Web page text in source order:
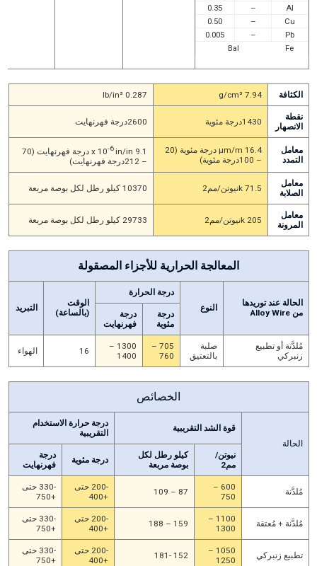
Al
–
0.35
Cu
–
0.50
Pb
–
0.005
Fe
Bal
الكثافة 7.94 g/cm³
0.287 lb/in³
نقطة
الانصهار
1430درجة مئوية 2600درجة فهرنهايت
معامل
التمدد
16.4 μm/m درجة مئوية (20
– 100درجة مئوية)
9.1 x 10
-6
in/in درجة فهرنهايت (70
– 212درجة فهرنهايت)
معامل
الصلابة
71.5 kنيوتن/مم2 10370 كيلو رطل لكل بوصة مربعة
معامل
المرونة
205 kنيوتن/مم2 29733 كيلو رطل لكل بوصة مربعة
المعالجة الحرارية للأجزاء المصقولة
الحالة عند توريدها
من Alloy Wire
النوع
درجة الحرارة
الوقت
(بالساعة)
التبريد
درجة
مئوية
درجة
فهرنهايت
مُلدَّنة أو تطبيع
زنبركي
صلبة
بالتعتيق
705 –
760
1300 –
1400
16 الهواء
الخصائص
الحالة
قوة الشد التقريبية
درجة حرارة الاستخدام
التقريبية
نيوتن/
مم2
كيلو رطل لكل
بوصة مربعة
درجة مئوية
درجة
فهرنهايت
مُلدَّنة
600 –
750
87 – 109
-200 حتى
+400
-330 حتى
+750
مُلدَّنة + مُعتقة
1100 –
1300
159 – 188
-200 حتى
+400
-330 حتى
+750
تطبيع زنبركي
1050 –
1250
152 -181
-200 حتى
+400
-330 حتى
+750